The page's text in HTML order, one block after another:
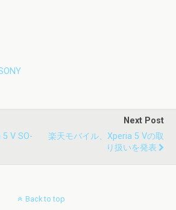
5 V SO-
Next Post
楽天モバイル、Xperia 5 Vの取
り扱いを発表
Back to top